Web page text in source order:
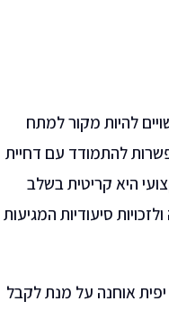
להיות מקור למתח
להתמודד עם דחיית
היא קריטית בשלב
סיעודיות המגיעות
אוחנה על מנת לקבל